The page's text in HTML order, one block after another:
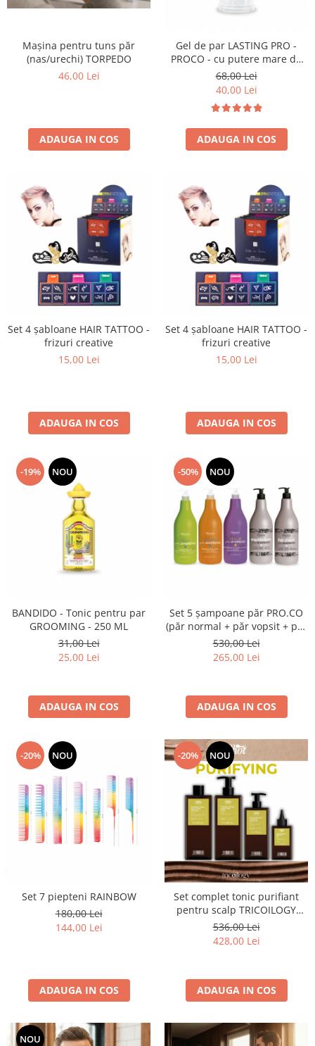
Mașina pentru tuns păr
(nas/urechi) TORPEDO
46,00 Lei
ADAUGA IN COS
Gel de par LASTING PRO -
PROCO - cu putere mare de
fixare - 250ml
68,00 Lei
40,00 Lei
ADAUGA IN COS
Set 4 șabloane HAIR TATTOO -
frizuri creative
15,00 Lei
ADAUGA IN COS
Set 4 șabloane HAIR TATTOO -
frizuri creative
15,00 Lei
ADAUGA IN COS
-19% NOU
BANDIDO - Tonic pentru par
GROOMING - 250 ML
31,00 Lei
25,00 Lei
ADAUGA IN COS
-50% NOU
Set 5 șampoane păr PRO.CO
(păr normal + păr vopsit + păr
blond + împotriva mătreții sau
îngrășării părului + împotriva
căderii părului) = 5 X 1L
530,00 Lei
265,00 Lei
ADAUGA IN COS
-20% NOU
Set 7 piepteni RAINBOW
180,00 Lei
144,00 Lei
ADAUGA IN COS
-20% NOU
Set complet tonic purifiant
pentru scalp TRICOILOGY
SCALP PURIFYING – Shot -
NEW EDITION
536,00 Lei
428,00 Lei
ADAUGA IN COS
NOU